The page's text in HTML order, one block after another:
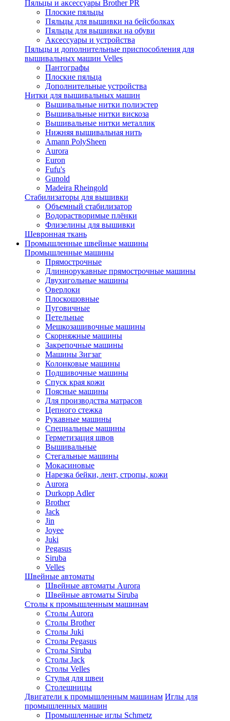
Пяльцы и аксессуары Brother PR
Плоские пяльцы
Пяльцы для вышивки на бейсболках
Пяльцы для вышивки на обуви
Аксессуары и устройства
Пяльцы и дополнительные приспособления для
вышивальных машин Velles
Пантографы
Плоские пяльца
Дополнительные устройства
Нитки для вышивальных машин
Вышивальные нитки полиэстер
Вышивальные нитки вискоза
Вышивальные нитки металлик
Нижняя вышивальная нить
Amann PolySheen
Aurora
Euron
Fufu's
Gunold
Madeira Rheingold
Стабилизаторы для вышивки
Объемный стабилизатор
Водорастворимые плёнки
Флизелины для вышивки
Шевронная ткань
Промышленные швейные машины
Промышленные машины
Прямострочные
Длиннорукавные прямострочные машины
Двухигольные машины
Оверлоки
Плоскошовные
Пуговичные
Петельные
Мешкозашивочные машины
Скорняжные машины
Закрепочные машины
Машины Зигзаг
Колонковые машины
Подшивочные машины
Спуск края кожи
Поясные машины
Для производства матрасов
Цепного стежка
Рукавные машины
Специальные машины
Герметизация швов
Вышивальные
Стегальные машины
Мокасиновые
Нарезка бейки, лент, стропы, кожи
Aurora
Durkopp Adler
Brother
Jack
Jin
Joyee
Juki
Pegasus
Siruba
Velles
Швейные автоматы
Швейные автоматы Aurora
Швейные автоматы Siruba
Столы к промышленным машинам
Столы Aurora
Столы Brother
Столы Juki
Столы Pegasus
Столы Siruba
Столы Jack
Столы Velles
Стулья для швеи
Столешницы
Двигатели к промышленным машинам Иглы для
промышленных машин
Промышленные иглы Schmetz